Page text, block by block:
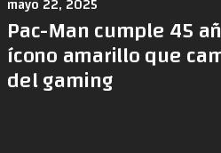
Pac-Man cumple 45
ícono amarillo que
del gaming